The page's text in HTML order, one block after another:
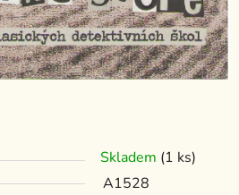
Skladem (1 ks)
A1528